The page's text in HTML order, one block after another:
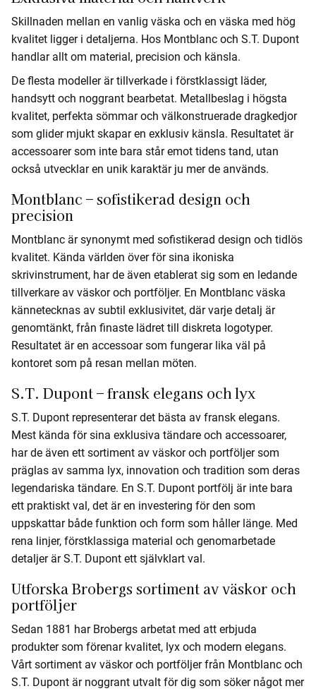
Skillnaden mellan en vanlig väska och en väska med hög
kvalitet ligger i detaljerna. Hos Montblanc och S.T. Dupont
handlar allt om material, precision och känsla.
De flesta modeller är tillverkade i förstklassigt läder,
handsytt och noggrant bearbetat. Metallbeslag i högsta
kvalitet, perfekta sömmar och välkonstruerade dragkedjor
som glider mjukt skapar en exklusiv känsla. Resultatet är
accessoarer som inte bara står emot tidens tand, utan
också utvecklar en unik karaktär ju mer de används.
Montblanc – sofistikerad design och
precision
Montblanc är synonymt med sofistikerad design och tidlös
kvalitet. Kända världen över för sina ikoniska
skrivinstrument, har de även etablerat sig som en ledande
tillverkare av väskor och portföljer. En Montblanc väska
kännetecknas av subtil exklusivitet, där varje detalj är
genomtänkt, från finaste lädret till diskreta logotyper.
Resultatet är en accessoar som fungerar lika väl på
kontoret som på resan mellan möten.
S.T. Dupont – fransk elegans och lyx
S.T. Dupont representerar det bästa av fransk elegans.
Mest kända för sina exklusiva tändare och accessoarer,
har de även ett sortiment av väskor och portföljer som
präglas av samma lyx, innovation och tradition som deras
legendariska tändare. En S.T. Dupont portfölj är inte bara
ett praktiskt val, det är en investering för den som
uppskattar både funktion och form som håller länge. Med
rena linjer, förstklassiga material och genomarbetade
detaljer är S.T. Dupont ett självklart val.
Utforska Brobergs sortiment av väskor och
portföljer
Sedan 1881 har Brobergs arbetat med att erbjuda
produkter som förenar kvalitet, lyx och modern elegans.
Vårt sortiment av väskor och portföljer från Montblanc och
S.T. Dupont är noggrant utvalt för dig som söker något mer